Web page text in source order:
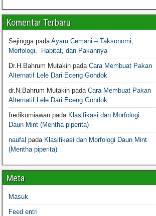
Komentar Terbaru
SejinggapadaAyam Cemani – Taksonomi,
Morfologi, Habitat, dan Pakannya
Dr.H.Bahrum Mutakinpada Cara Membuat Pakan
Alternatif Lele Dari Eceng Gondok
dr.N.Bahrum Mutakinpada Cara Membuat Pakan
Alternatif Lele Dari Eceng Gondok
fredikurniawanpada Klasifikasi dan Morfologi
Daun Mint (Mentha piperita)
naufal pada Klasifikasi dan Morfologi Daun Mint
(Mentha piperita)
Meta
Masuk
Feed entri